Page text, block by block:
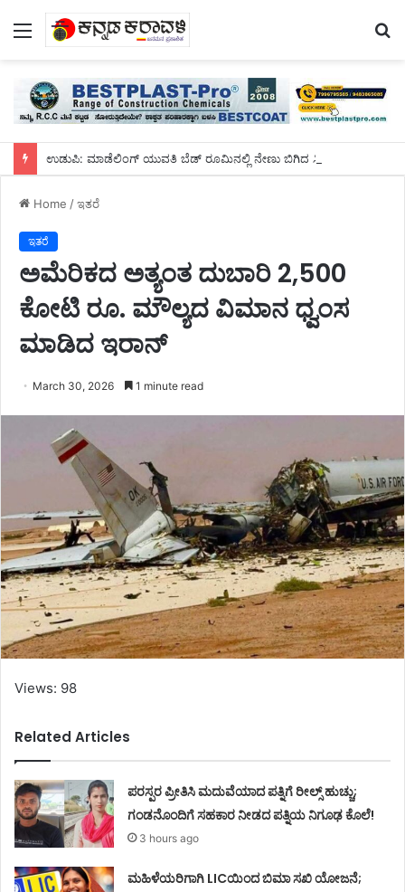
Menu
Home /ಇತರೆ
ಇತರೆ
ಅಮೆರಿಕದ ಅತ್ಯಂತ ದುಬಾರಿ 2,500
ಕೋಟಿ ರೂ. ಮೌಲ್ಯದ ವಿಮಾನ ಧ್ವಂಸ
ಮಾಡಿದ ಇರಾನ್
March 30, 2026 1 minute read
Views: 98
Related Articles
ಪರಸ್ಪರ ಪ್ರೀತಿಸಿ ಮದುವೆಯಾದ ಪತ್ನಿಗೆ ರೀಲ್ಸ್ ಹುಚ್ಚು;
ಗಂಡನೊಂದಿಗೆ ಸಹಕಾರ ನೀಡದ ಪತ್ನಿಯ ನಿಗೂಢ ಕೊಲೆ!
3 hours ago
ಮಹಿಳೆಯರಿಗಾಗಿ LICಯಿಂದ ಬಿಮಾ ಸಖಿ ಯೋಜನೆ;